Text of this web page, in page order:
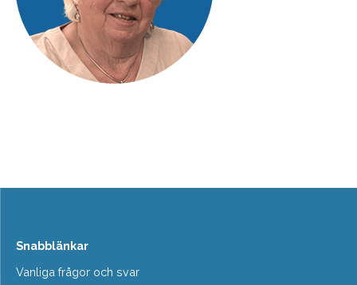
Snabblänkar
Vanliga frågor och svar